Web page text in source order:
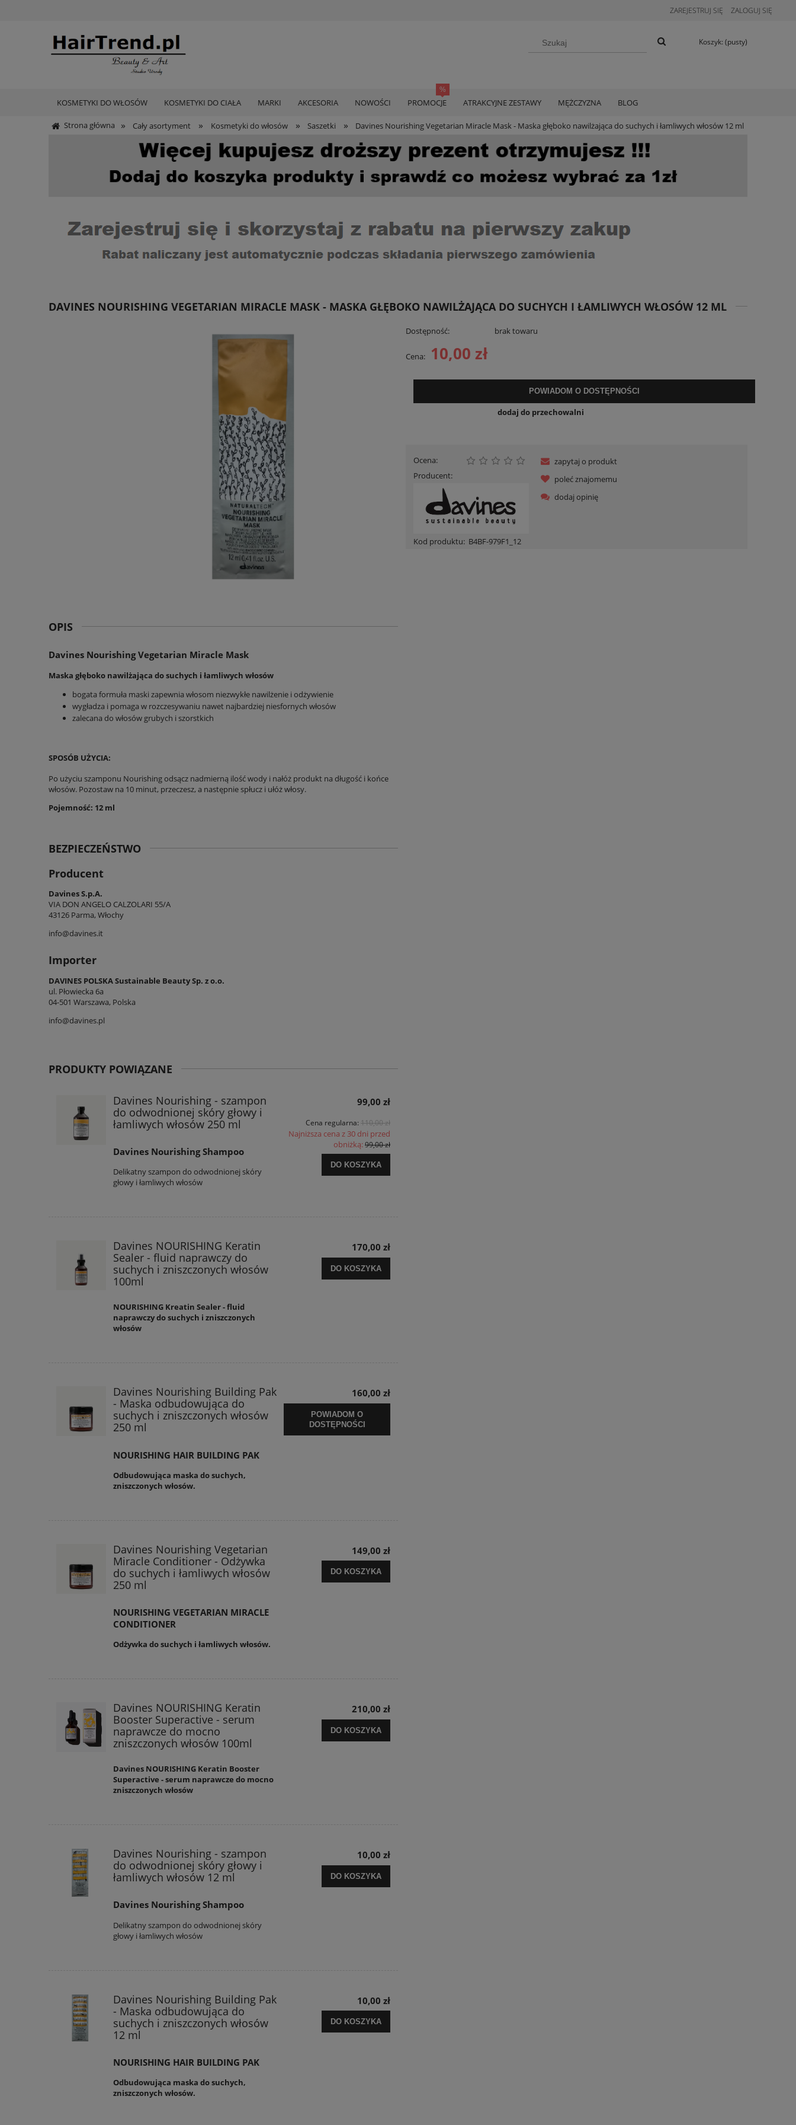
ZAREJESTRUJ SIĘ ZALOGUJ SIĘ
Koszyk: (pusty)
KOSMETYKI DO WŁOSÓW KOSMETYKI DO CIAŁA MARKI AKCESORIA NOWOŚCI PROMOCJE ATRAKCYJNE ZESTAWY MĘŻCZYZNA BLOG
Strona główna » Cały asortyment » Kosmetyki do włosów » Saszetki » Davines Nourishing Vegetarian Miracle Mask - Maska głęboko nawilżająca do suchych i łamliwych włosów 12 ml
DAVINES NOURISHING VEGETARIAN MIRACLE MASK - MASKA GŁĘBOKO NAWILŻAJĄCA DO SUCHYCH I ŁAMLIWYCH WŁOSÓW 12 ML
Dostępność: brak towaru
Cena: 10,00 zł
POWIADOM O DOSTĘPNOŚCI
dodaj do przechowalni
Ocena:
Producent:
Kod produktu: B4BF-979F1_12
zapytaj o produkt
poleć znajomemu
dodaj opinię
OPIS
Davines Nourishing Vegetarian Miracle Mask
Maska głęboko nawilżająca do suchych i łamliwych włosów
bogata formuła maski zapewnia włosom niezwykłe nawilżenie i odżywienie
wygładza i pomaga w rozczesywaniu nawet najbardziej niesfornych włosów
zalecana do włosów grubych i szorstkich
SPOSÓB UŻYCIA:
Po użyciu szamponu Nourishingodsącz nadmierną ilość wody i nałóż produkt na długość i końce
włosów. Pozostaw na 10 minut, przeczesz, a następnie spłucz i ułóż włosy.
Pojemność: 12 ml
BEZPIECZEŃSTWO
Producent
Davines S.p.A.
VIA DON ANGELO CALZOLARI 55/A
43126 Parma, Włochy
info@davines.it
Importer
DAVINES POLSKA Sustainable Beauty Sp. z o.o.
ul. Płowiecka 6a
04-501 Warszawa, Polska
info@davines.pl
PRODUKTY POWIĄZANE
Davines Nourishing - szampon
do odwodnionej skóry głowy i
łamliwych włosów 250 ml
Davines Nourishing Shampoo
Delikatny szampon do odwodnionej skóry
głowy i łamliwych włosów
99,00 zł
Cena regularna: 110,00 zł
Najniższa cena z 30 dni przed
obniżką:99,00 zł
DO KOSZYKA
Davines NOURISHING Keratin
Sealer - fluid naprawczy do
suchych i zniszczonych włosów
100ml
NOURISHING Kreatin Sealer - fluid
naprawczy do suchych i zniszczonych
włosów
170,00 zł
DO KOSZYKA
Davines Nourishing Building Pak
- Maska odbudowująca do
suchych i zniszczonych włosów
250 ml
NOURISHING HAIR BUILDING PAK
Odbudowująca maska do suchych,
zniszczonych włosów.
160,00 zł
POWIADOM O
DOSTĘPNOŚCI
Davines Nourishing Vegetarian
Miracle Conditioner - Odżywka
do suchych i łamliwych włosów
250 ml
NOURISHING VEGETARIAN MIRACLE
CONDITIONER
Odżywka do suchych i łamliwych włosów.
149,00 zł
DO KOSZYKA
Davines NOURISHING Keratin
Booster Superactive - serum
naprawcze do mocno
zniszczonych włosów 100ml
Davines NOURISHING Keratin Booster
Superactive - serum naprawcze do mocno
zniszczonych włosów
210,00 zł
DO KOSZYKA
Davines Nourishing - szampon
do odwodnionej skóry głowy i
łamliwych włosów 12 ml
Davines Nourishing Shampoo
Delikatny szampon do odwodnionej skóry
głowy i łamliwych włosów
10,00 zł
DO KOSZYKA
Davines Nourishing Building Pak
- Maska odbudowująca do
suchych i zniszczonych włosów
12 ml
NOURISHING HAIR BUILDING PAK
Odbudowująca maska do suchych,
zniszczonych włosów.
10,00 zł
DO KOSZYKA